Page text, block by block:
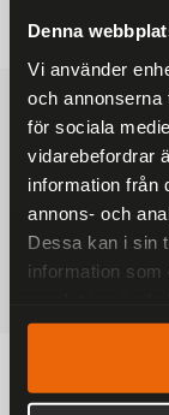
Denna
Vi använder
och annonserna
för sociala
vidarebefordrar
information från
annons- och
Dessa kan i sin
information som
På
1-3